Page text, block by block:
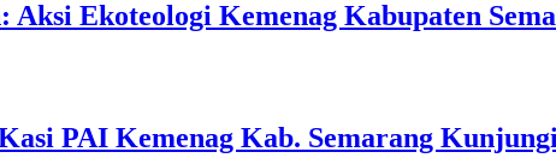
Aksi Ekoteologi Kemenag Kabupaten
PAI Kemenag Kab. Semarang